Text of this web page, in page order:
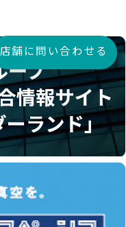
店舗に問い合わせる